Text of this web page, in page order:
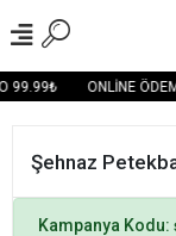
99.99₺ ONLİNE
Şehnaz
Kampanya Kodu: